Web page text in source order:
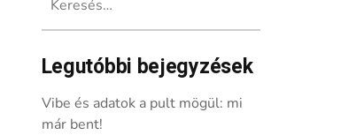
Legutóbbi bejegyzések
Vibe és adatok a pult mögül: mi
már bent!